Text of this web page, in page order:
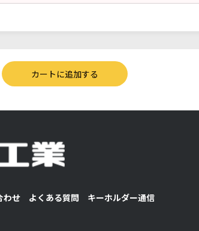
わせ よくある質問 キーホルダー通信